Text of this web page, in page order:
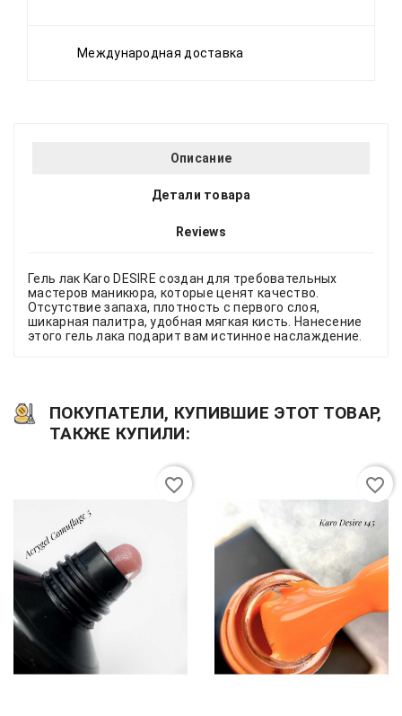
Международная доставка
Описание
Детали товара
Reviews
Гель лак Karo DESIRE создан для требовательных
мастеров маникюра, которые ценят качество.
Отсутствие запаха, плотность с первого слоя,
шикарная палитра, удобная мягкая кисть. Нанесение
этого гель лака подарит вам истинное наслаждение.
ПОКУПАТЕЛИ, КУПИВШИЕ ЭТОТ ТОВАР,
ТАКЖЕ КУПИЛИ:
favorite_border favorite_border